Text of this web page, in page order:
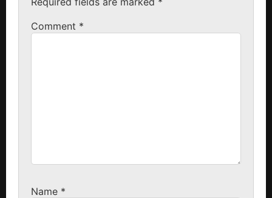
Comment *
Name *